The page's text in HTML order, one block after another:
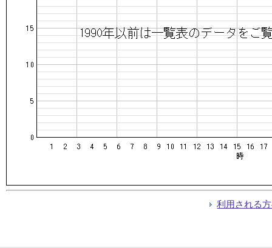
利用される